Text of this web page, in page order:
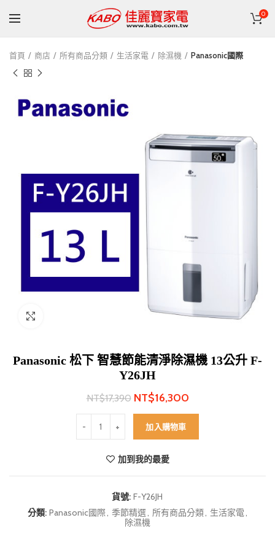
0
首頁 商店 所有商品分類 生活家電 除濕機 Panasonic國際
Panasonic 松下 智慧節能清淨除濕機 13公升 F-
Y26JH
NT$17,390 NT$16,300
Panasonic 松下 智慧節能清淨除濕機 13公升 F-Y26JH
加入購物車
加到我的最愛
貨號: F-Y26JH
分類: Panasonic國際, 季節精選, 所有商品分類, 生活家電,
除濕機